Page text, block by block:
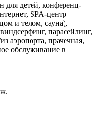
для детей, конференц-
SPA-центр
и телом, сауна),
парасейлинг,
аэропорта, прачечная,
обслуживание в